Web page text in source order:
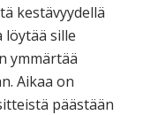
kestävyydellä
löytää sille
ymmärtää
Aikaa on
päästään